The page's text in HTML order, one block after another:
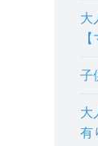
大
子
大
有